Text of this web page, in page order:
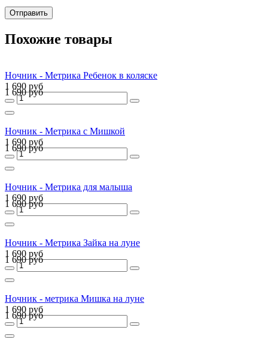
Отправить
Похожие товары
Ночник - Метрика Ребенок в коляске
1 690 руб
1 690 руб
Ночник - Метрика с Мишкой
1 690 руб
1 690 руб
Ночник - Метрика для малыша
1 690 руб
1 690 руб
Ночник - Метрика Зайка на луне
1 690 руб
1 690 руб
Ночник - метрика Мишка на луне
1 690 руб
1 690 руб